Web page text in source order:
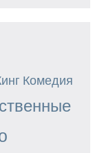
Комедия